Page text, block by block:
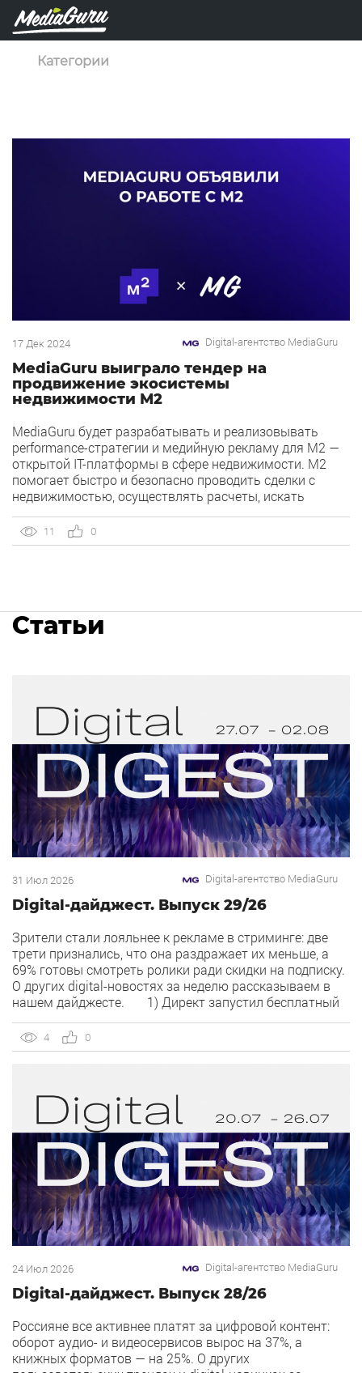
Категории
17 Дек 2024 Digital-агентство MediaGuru
MediaGuru выиграло тендер на
продвижение экосистемы
недвижимости М2
MediaGuru будет разрабатывать и реализовывать
performance-стратегии и медийную рекламу для М2 —
открытой IT-платформы в сфере недвижимости. М2
помогает быстро и безопасно проводить сделки с
недвижимостью, осуществлять расчеты, искать
пользуются частные лица, риэлторы, агентства
недвижимости, застройщики и банки. «Мы рады
11 0
Статьи
31 Июл 2026 Digital-агентство MediaGuru
Digital-дайджест. Выпуск 29/26
Зрители стали лояльнее к рекламе в стриминге: две
трети признались, что она раздражает их меньше, а
69% готовы смотреть ролики ради скидки на подписку.
О других digital-новостях за неделю рассказываем в
нашем дайджесте. 1) Директ запустил бесплатный
встроенный динамический коллтрекинг — без доплат и
интеграций со сторонними сервисами. […]
4 0
24 Июл 2026 Digital-агентство MediaGuru
Digital-дайджест. Выпуск 28/26
Россияне все активнее платят за цифровой контент:
оборот аудио- и видеосервисов вырос на 37%, а
книжных форматов — на 25%. О других